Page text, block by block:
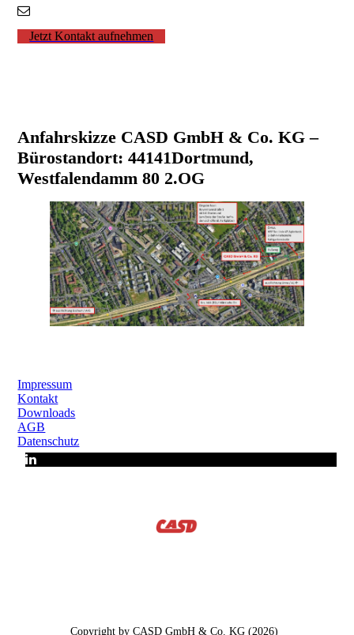
Jetzt Kontakt aufnehmen
Anfahrskizze CASD GmbH & Co. KG –
Bürostandort: 44141Dortmund,
Westfalendamm 80 2.OG
Impressum
Kontakt
Downloads
AGB
Datenschutz
Copyright by CASD GmbH & Co. KG (2026)